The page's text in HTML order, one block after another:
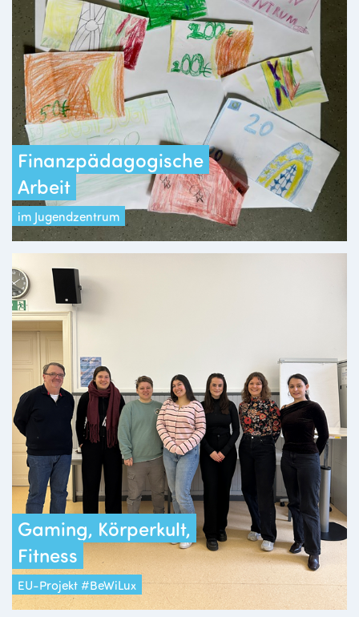
Finanzpädagogische
Arbeit
im Jugendzentrum
Gaming, Körperkult,
Fitness
EU-Projekt #BeWiLux